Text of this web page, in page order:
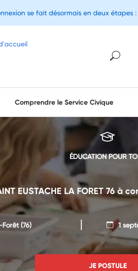
Comprendre le Service Civique
ÉDUCATION POUR
EUSTACHE LA FORET 76
(76) 1
JE POSTULE
se fait désormais en deux